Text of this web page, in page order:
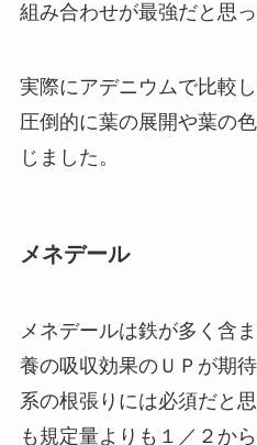
組み合わせが最強だと思っ
実際にアデニウムで比較
圧倒的に葉の展開や葉の
じました。
メネデール
メネデールは鉄が多く含
養の吸収効果のＵＰが期
系の根張りには必須だと
も規定量よりも１／２か